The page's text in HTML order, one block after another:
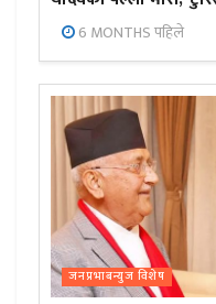
6 MONTHS पहिले
जनप्रभाबन्युज विशेष